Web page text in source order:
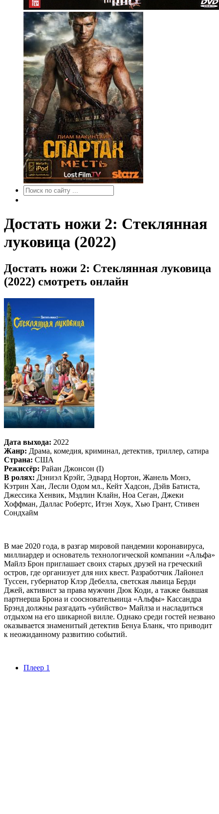
Достать ножи 2: Стеклянная
луковица (2022)
Достать ножи 2: Стеклянная луковица
(2022) смотреть онлайн
Дата выхода: 2022
Жанр: Драма, комедия, криминал, детектив, триллер, сатира
Страна: США
Режиссёр: Райан Джонсон (I)
В ролях: Дэниэл Крэйг, Эдвард Нортон, Жанель Монэ,
Кэтрин Хан, Лесли Одом мл., Кейт Хадсон, Дэйв Батиста,
Джессика Хенвик, Мэдлин Клайн, Ноа Сеган, Джеки
Хоффман, Даллас Робертс, Итэн Хоук, Хью Грант, Стивен
Сондхайм
В мае 2020 года, в разгар мировой пандемии коронавируса,
миллиардер и основатель технологической компании «Альфа»
Майлз Брон приглашает своих старых друзей на греческий
остров, где организует для них квест. Разработчик Лайонел
Туссен, губернатор Клэр Дебелла, светская львица Берди
Джей, активист за права мужчин Дюк Коди, а также бывшая
партнерша Брона и соосновательница «Альфы» Кассандра
Брэнд должны разгадать «убийство» Майлза и насладиться
отдыхом на его шикарной вилле. Однако среди гостей незвано
оказывается знаменитый детектив Бенуа Бланк, что приводит
к неожиданному развитию событий.
Плеер 1